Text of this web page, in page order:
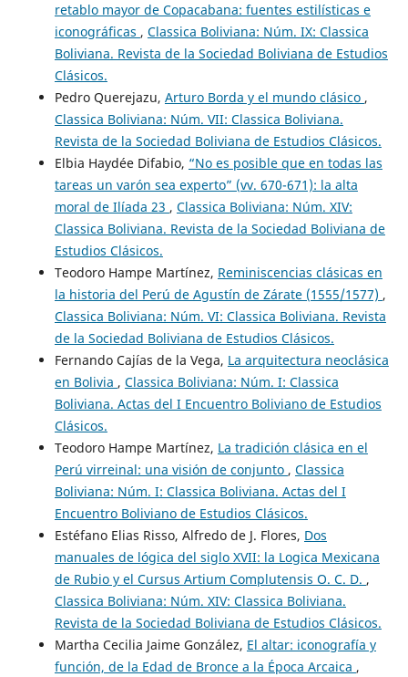
retablo mayor de Copacabana: fuentes estilísticas e
iconográficas , Classica Boliviana: Núm. IX: Classica
Boliviana. Revista de la Sociedad Boliviana de Estudios
Clásicos.
Pedro Querejazu, Arturo Borda y el mundo clásico ,
Classica Boliviana: Núm. VII: Classica Boliviana.
Revista de la Sociedad Boliviana de Estudios Clásicos.
Elbia Haydée Difabio, “No es posible que en todas las
tareas un varón sea experto” (vv. 670-671): la alta
moral de Ilíada 23 , Classica Boliviana: Núm. XIV:
Classica Boliviana. Revista de la Sociedad Boliviana de
Estudios Clásicos.
Teodoro Hampe Martínez, Reminiscencias clásicas en
la historia del Perú de Agustín de Zárate (1555/1577) ,
Classica Boliviana: Núm. VI: Classica Boliviana. Revista
de la Sociedad Boliviana de Estudios Clásicos.
Fernando Cajías de la Vega, La arquitectura neoclásica
en Bolivia , Classica Boliviana: Núm. I: Classica
Boliviana. Actas del I Encuentro Boliviano de Estudios
Clásicos.
Teodoro Hampe Martínez, La tradición clásica en el
Perú virreinal: una visión de conjunto , Classica
Boliviana: Núm. I: Classica Boliviana. Actas del I
Encuentro Boliviano de Estudios Clásicos.
Estéfano Elias Risso, Alfredo de J. Flores, Dos
manuales de lógica del siglo XVII: la Logica Mexicana
de Rubio y el Cursus Artium Complutensis O. C. D. ,
Classica Boliviana: Núm. XIV: Classica Boliviana.
Revista de la Sociedad Boliviana de Estudios Clásicos.
Martha Cecilia Jaime González, El altar: iconografía y
función, de la Edad de Bronce a la Época Arcaica ,